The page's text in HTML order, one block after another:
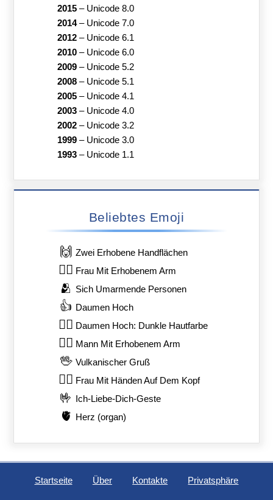
2015– Unicode 8.0
2014– Unicode 7.0
2012– Unicode 6.1
2010– Unicode 6.0
2009– Unicode 5.2
2008– Unicode 5.1
2005– Unicode 4.1
2003– Unicode 4.0
2002– Unicode 3.2
1999– Unicode 3.0
1993– Unicode 1.1
Beliebtes Emoji
🙌 Zwei Erhobene Handflächen
🙋‍♀️ Frau Mit Erhobenem Arm
🫂 Sich Umarmende Personen
👍 Daumen Hoch
👍🏿 Daumen Hoch: Dunkle Hautfarbe
🙋‍♂️ Mann Mit Erhobenem Arm
🖖 Vulkanischer Gruß
🙆‍♀️ Frau Mit Händen Auf Dem Kopf
🤟 Ich-Liebe-Dich-Geste
🫀 Herz (organ)
Startseite Über Kontakte Privatsphäre